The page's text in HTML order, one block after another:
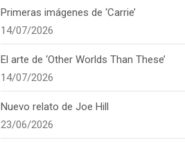
Primeras imágenes de ‘Carrie’
14/07/2026
El arte de ‘Other Worlds Than These’
14/07/2026
Nuevo relato de Joe Hill
23/06/2026